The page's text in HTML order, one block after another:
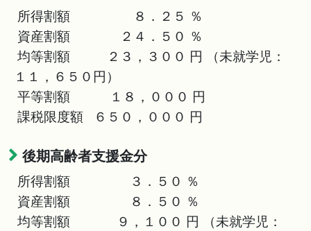
所得割額 ８．２５ ％
資産割額 ２４．５０ ％
均等割額 ２３，３００ 円 （未就学児：
１１，６５０円）
平等割額 １８，０００ 円
課税限度額 ６５０，０００ 円
後期高齢者支援金分
所得割額 ３．５０ ％
資産割額 ８．５０ ％
均等割額 ９，１００ 円 （未就学児：